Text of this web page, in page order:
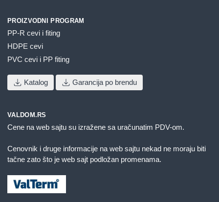
PROIZVODNI PROGRAM
PP-R cevi i fiting
HDPE cevi
PVC cevi i PP fiting
Katalog Garancija po brendu
VALDOM.RS
Cene na web sajtu su izražene sa uračunatim PDV-om.
Cenovnik i druge informacije na web sajtu nekad ne moraju biti
tačne zato što je web sajt podložan promenama.